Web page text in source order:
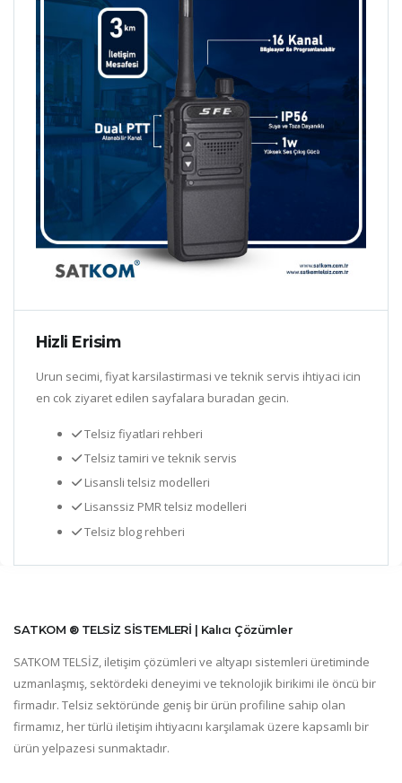
Hizli Erisim
Urun secimi, fiyat karsilastirmasi ve teknik servis ihtiyaci icin
en cok ziyaret edilen sayfalara buradan gecin.
Telsiz fiyatlari rehberi
Telsiz tamiri ve teknik servis
Lisansli telsiz modelleri
Lisanssiz PMR telsiz modelleri
Telsiz blog rehberi
SATKOM ® TELSİZ SİSTEMLERİ | Kalıcı Çözümler
SATKOM TELSİZ, iletişim çözümleri ve altyapı sistemleri üretiminde
uzmanlaşmış, sektördeki deneyimi ve teknolojik birikimi ile öncü bir
firmadır. Telsiz sektöründe geniş bir ürün profiline sahip olan
firmamız, her türlü iletişim ihtiyacını karşılamak üzere kapsamlı bir
ürün yelpazesi sunmaktadır.